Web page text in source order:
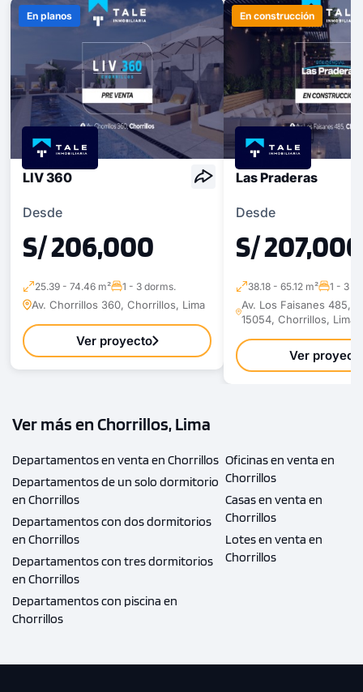
Modelo X017
Piso 11
4 dorms. 3 baños
COTIZAR AHORA
En planos
LIV 360
Desde
S/ 206,000
25.39 - 74.46 m² 1 - 3 dorms.
Av. Chorrillos 360, Chorrillos, Lima
Ver proyecto
En construcción
Las Praderas
Desde
S/ 207,000
38.18 - 65.12 m² 1 - 3
Av. Los Faisanes 485,
15054, Chorrillos, Lima
Ver
Ver más en Chorrillos, Lima
Departamentos en venta en Chorrillos
Departamentos de un solo dormitorio
en Chorrillos
Departamentos con dos dormitorios
en Chorrillos
Departamentos con tres dormitorios
en Chorrillos
Departamentos con piscina en
Chorrillos
Oficinas en venta en
Chorrillos
Casas en venta en
Chorrillos
Lotes en venta en
Chorrillos